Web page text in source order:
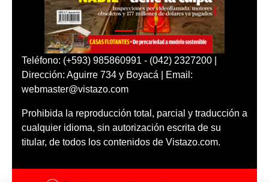
Teléfono: (+593) 985860991 - (042) 2327200 |
Dirección: Aguirre 734 y Boyacá | Email:
webmaster@vistazo.com
Prohibida la reproducción total, parcial y traducción a
cualquier idioma, sin autorización escrita de su
titular, de todos los contenidos de Vistazo.com.